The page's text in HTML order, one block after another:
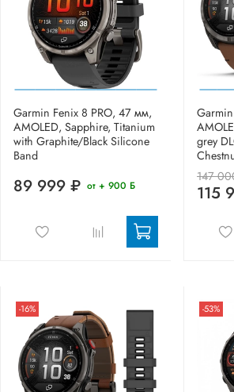
Garmin Fenix 8 PRO, 47 мм,
AMOLED, Sapphire, Titanium
with Graphite/Black Silicone
Band
89 999 ₽ от + 900 Б
grey
147
115
-16% -53%